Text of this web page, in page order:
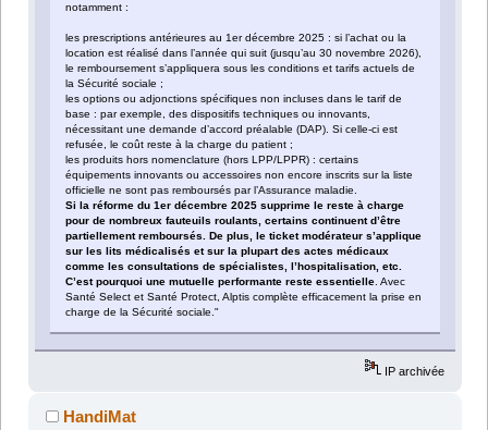
notamment :
les prescriptions antérieures au 1er décembre 2025 : si l’achat ou la
location est réalisé dans l’année qui suit (jusqu’au 30 novembre 2026),
le remboursement s’appliquera sous les conditions et tarifs actuels de
la Sécurité sociale ;
les options ou adjonctions spécifiques non incluses dans le tarif de
base : par exemple, des dispositifs techniques ou innovants,
nécessitant une demande d’accord préalable (DAP). Si celle-ci est
refusée, le coût reste à la charge du patient ;
les produits hors nomenclature (hors LPP/LPPR) : certains
équipements innovants ou accessoires non encore inscrits sur la liste
officielle ne sont pas remboursés par l’Assurance maladie.
Si la réforme du 1er décembre 2025 supprime le reste à charge
pour de nombreux fauteuils roulants, certains continuent d’être
partiellement remboursés. De plus, le ticket modérateur s’applique
sur les lits médicalisés et sur la plupart des actes médicaux
comme les consultations de spécialistes, l’hospitalisation, etc.
C’est pourquoi une mutuelle performante reste essentielle . Avec
Santé Select et Santé Protect, Alptis complète efficacement la prise en
charge de la Sécurité sociale."
IP archivée
HandiMat